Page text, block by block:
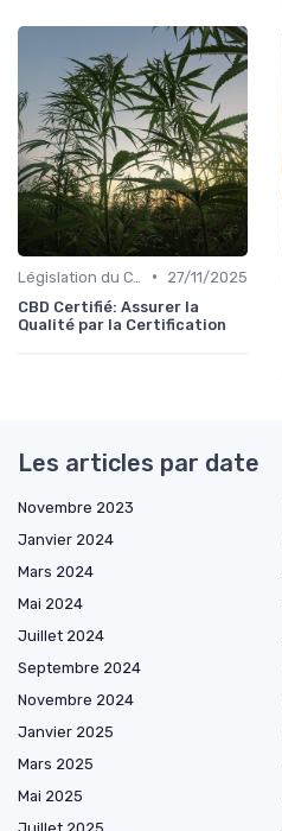
•
27/11/2025
CBD Certifié: Assurer la
Qualité par la Certification
Les articles par date
Novembre 2023
Janvier 2024
Mars 2024
Mai 2024
Juillet 2024
Septembre 2024
Novembre 2024
Janvier 2025
Mars 2025
Mai 2025